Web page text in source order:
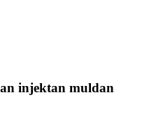
injektan muldan